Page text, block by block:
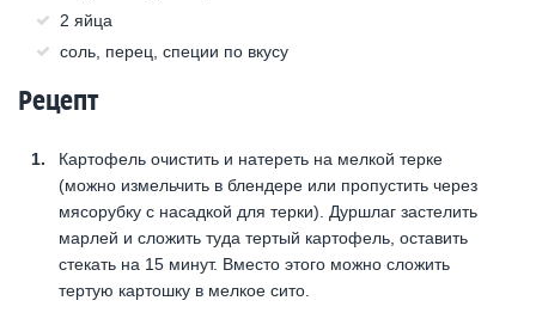
2 яйца
соль, перец, специи по вкусу
Рецепт
Картофель очистить и натереть на мелкой терке
(можно измельчить в блендере или пропустить через
мясорубку с насадкой для терки). Дуршлаг застелить
марлей и сложить туда тертый картофель, оставить
стекать на 15 минут. Вместо этого можно сложить
тертую картошку в мелкое сито.